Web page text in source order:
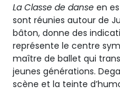
La Classe de danse en
sont réunies autour de
bâton, donne des
représente le centre
maître de ballet qui
jeunes générations.
scène et la teinte